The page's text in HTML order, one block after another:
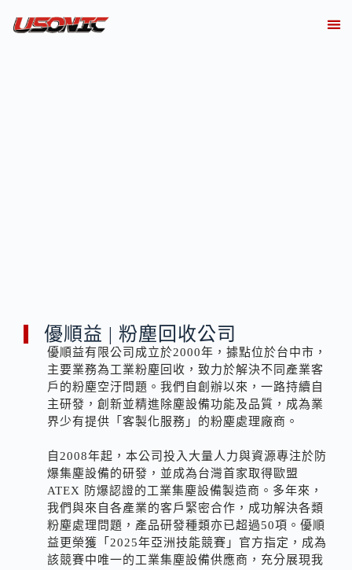
優順益 | 粉塵回收公司
優順益有限公司成立於2000年，據點位於台中市，
主要業務為工業粉塵回收，致力於解決不同產業客
戶的粉塵空汙問題。我們自創辦以來，一路持續自
主研發，創新並精進除塵設備功能及品質，成為業
界少有提供「客製化服務」的粉塵處理廠商。
自2008年起，本公司投入大量人力與資源專注於防
爆集塵設備的研發，並成為台灣首家取得歐盟
ATEX 防爆認證的工業集塵設備製造商。多年來，
我們與來自各產業的客戶緊密合作，成功解決各類
粉塵處理問題，產品研發種類亦已超過50項。優順
益更榮獲「2025年亞洲技能競賽」官方指定，成為
該競賽中唯一的工業集塵設備供應商，充分展現我